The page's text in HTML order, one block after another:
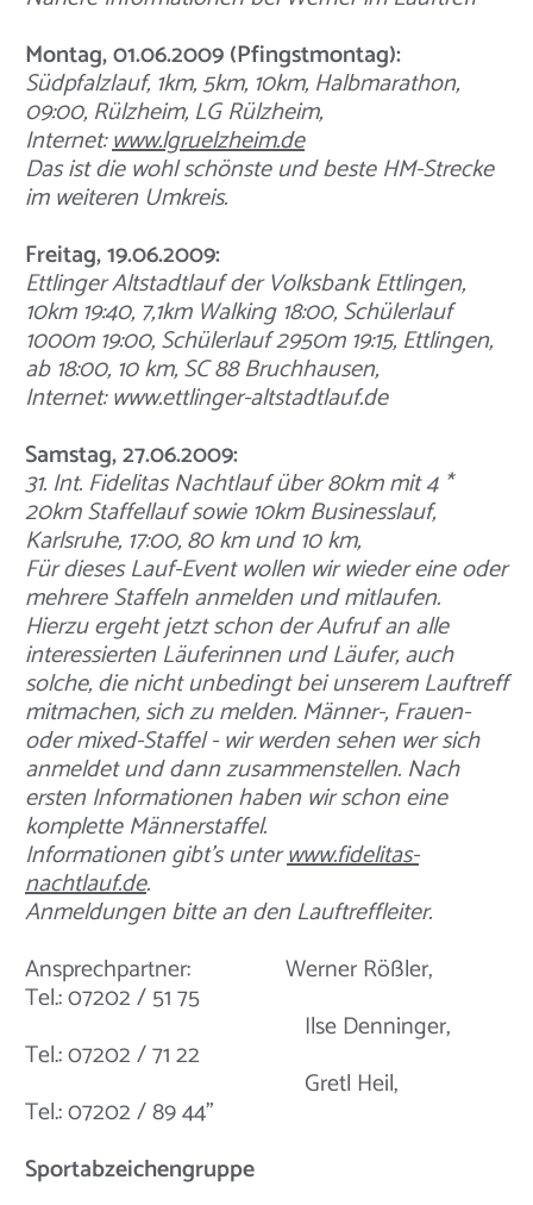
Montag, 01.06.2009 (Pfingstmontag):
Südpfalzlauf, 1km, 5km, 10km, Halbmarathon,
09:00, Rülzheim, LG Rülzheim,
Internet:www.lgruelzheim.de
Das ist die wohl schönste und beste HM-Strecke
im weiteren Umkreis.
Freitag, 19.06.2009:
Ettlinger Altstadtlauf der Volksbank Ettlingen,
10km 19:40, 7,1km Walking 18:00, Schülerlauf
1000m 19:00, Schülerlauf 2950m 19:15, Ettlingen,
ab 18:00, 10 km, SC 88 Bruchhausen,
Internet:www.ettlinger-altstadtlauf.de
Samstag, 27.06.2009:
31. Int. Fidelitas Nachtlauf über 80km mit 4 *
20km Staffellauf sowie 10km Businesslauf,
Karlsruhe, 17:00, 80 km und 10 km,
Für dieses Lauf-Event wollen wir wieder eine oder
mehrere Staffeln anmelden und mitlaufen.
Hierzu ergeht jetzt schon der Aufruf an alle
interessierten Läuferinnen und Läufer, auch
solche, die nicht unbedingt bei unserem Lauftreff
mitmachen, sich zu melden. Männer-, Frauen-
oder mixed-Staffel - wir werden sehen wer sich
anmeldet und dann zusammenstellen. Nach
ersten Informationen haben wir schon eine
komplette Männerstaffel.
Informationen gibt's unterwww.fidelitas-
nachtlauf.de.
Anmeldungen bitte an den Lauftreffleiter.
Ansprechpartner: Werner Rößler,
Tel.: 07202 / 51 75
Ilse Denninger,
Tel.: 07202 / 71 22
Gretl Heil,
Tel.: 07202 / 89 44"
Sportabzeichengruppe